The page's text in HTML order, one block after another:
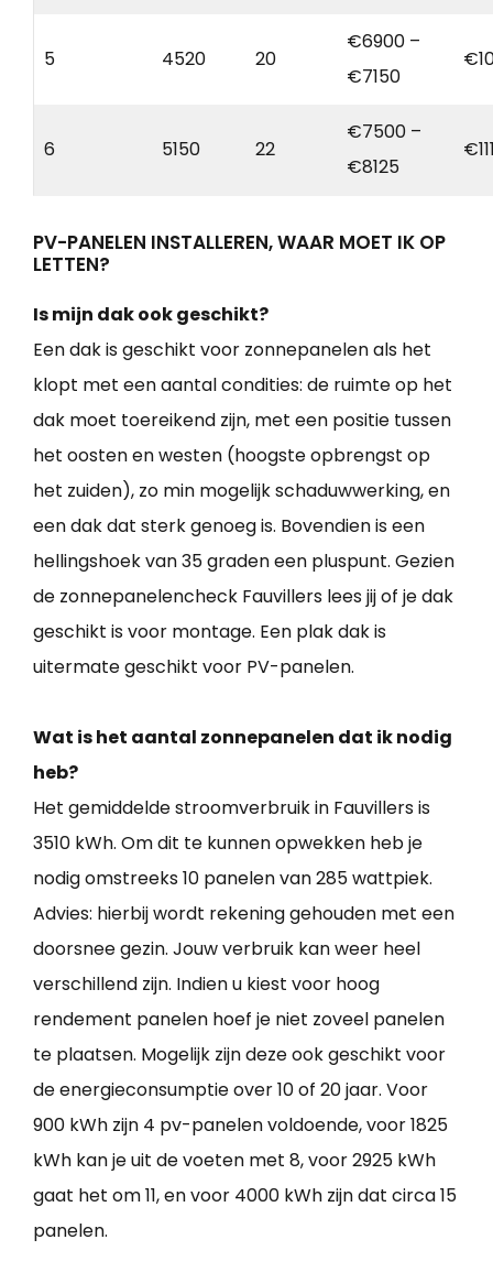
5 4520 20
€6900 –
€7150
6 5150 22
€7500 –
€8125
PV-PANELEN INSTALLEREN, WAAR MOET IK OP
LETTEN?
Is mijn dak ook geschikt?
Een dak is geschikt voor zonnepanelen als het
klopt met een aantal condities: de ruimte op het
dak moet toereikend zijn, met een positie tussen
het oosten en westen (hoogste opbrengst op
het zuiden), zo min mogelijk schaduwwerking, en
een dak dat sterk genoeg is. Bovendien is een
hellingshoek van 35 graden een pluspunt. Gezien
de zonnepanelencheck Fauvillers lees jij of je dak
geschikt is voor montage. Een plak dak is
uitermate geschikt voor PV-panelen.
Wat is het aantal zonnepanelen dat ik nodig
heb?
Het gemiddelde stroomverbruik in Fauvillers is
3510 kWh. Om dit te kunnen opwekken heb je
nodig omstreeks 10 panelen van 285 wattpiek.
Advies: hierbij wordt rekening gehouden met een
doorsnee gezin. Jouw verbruik kan weer heel
verschillend zijn. Indien u kiest voor hoog
rendement panelen hoef je niet zoveel panelen
te plaatsen. Mogelijk zijn deze ook geschikt voor
de energieconsumptie over 10 of 20 jaar. Voor
900 kWh zijn 4 pv-panelen voldoende, voor 1825
kWh kan je uit de voeten met 8, voor 2925 kWh
gaat het om 11, en voor 4000 kWh zijn dat circa 15
panelen.